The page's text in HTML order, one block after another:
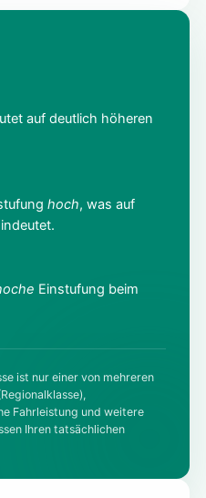
auf deutlich höheren
hoch, was auf
Einstufung beim
ist nur einer von mehreren
Fahrleistung und weitere
Ihren tatsächlichen